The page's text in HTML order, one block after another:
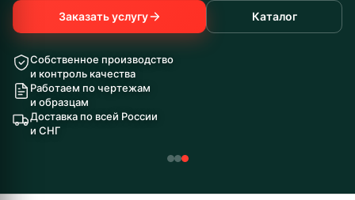
Заказать услугу Каталог
Собственное производство
и контроль качества
Работаем по чертежам
и образцам
Доставка по всей России
и СНГ